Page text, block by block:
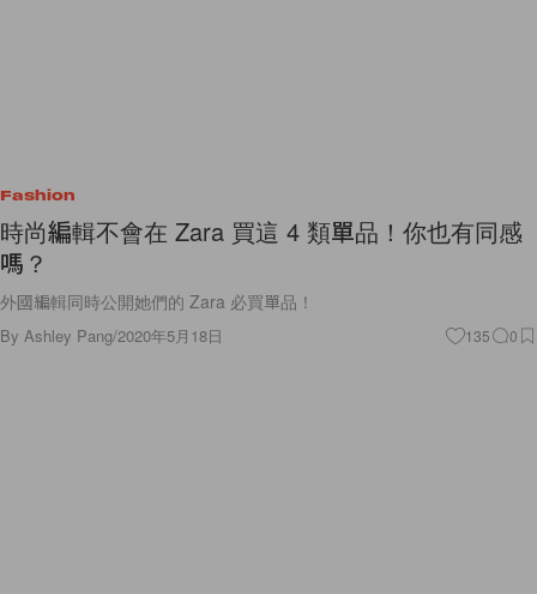
Fashion
時尚編輯不會在 Zara 買這 4 類單品！你也有同感
嗎？
外國編輯同時公開她們的 Zara 必買單品！
By Ashley Pang/2020年5月18日 135 0